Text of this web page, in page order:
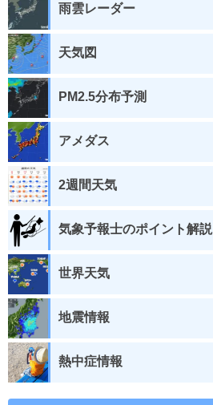
雨雲レーダー
天気図
PM2.5分布予測
アメダス
2週間天気
気象予報士のポイント解説
世界天気
地震情報
熱中症情報